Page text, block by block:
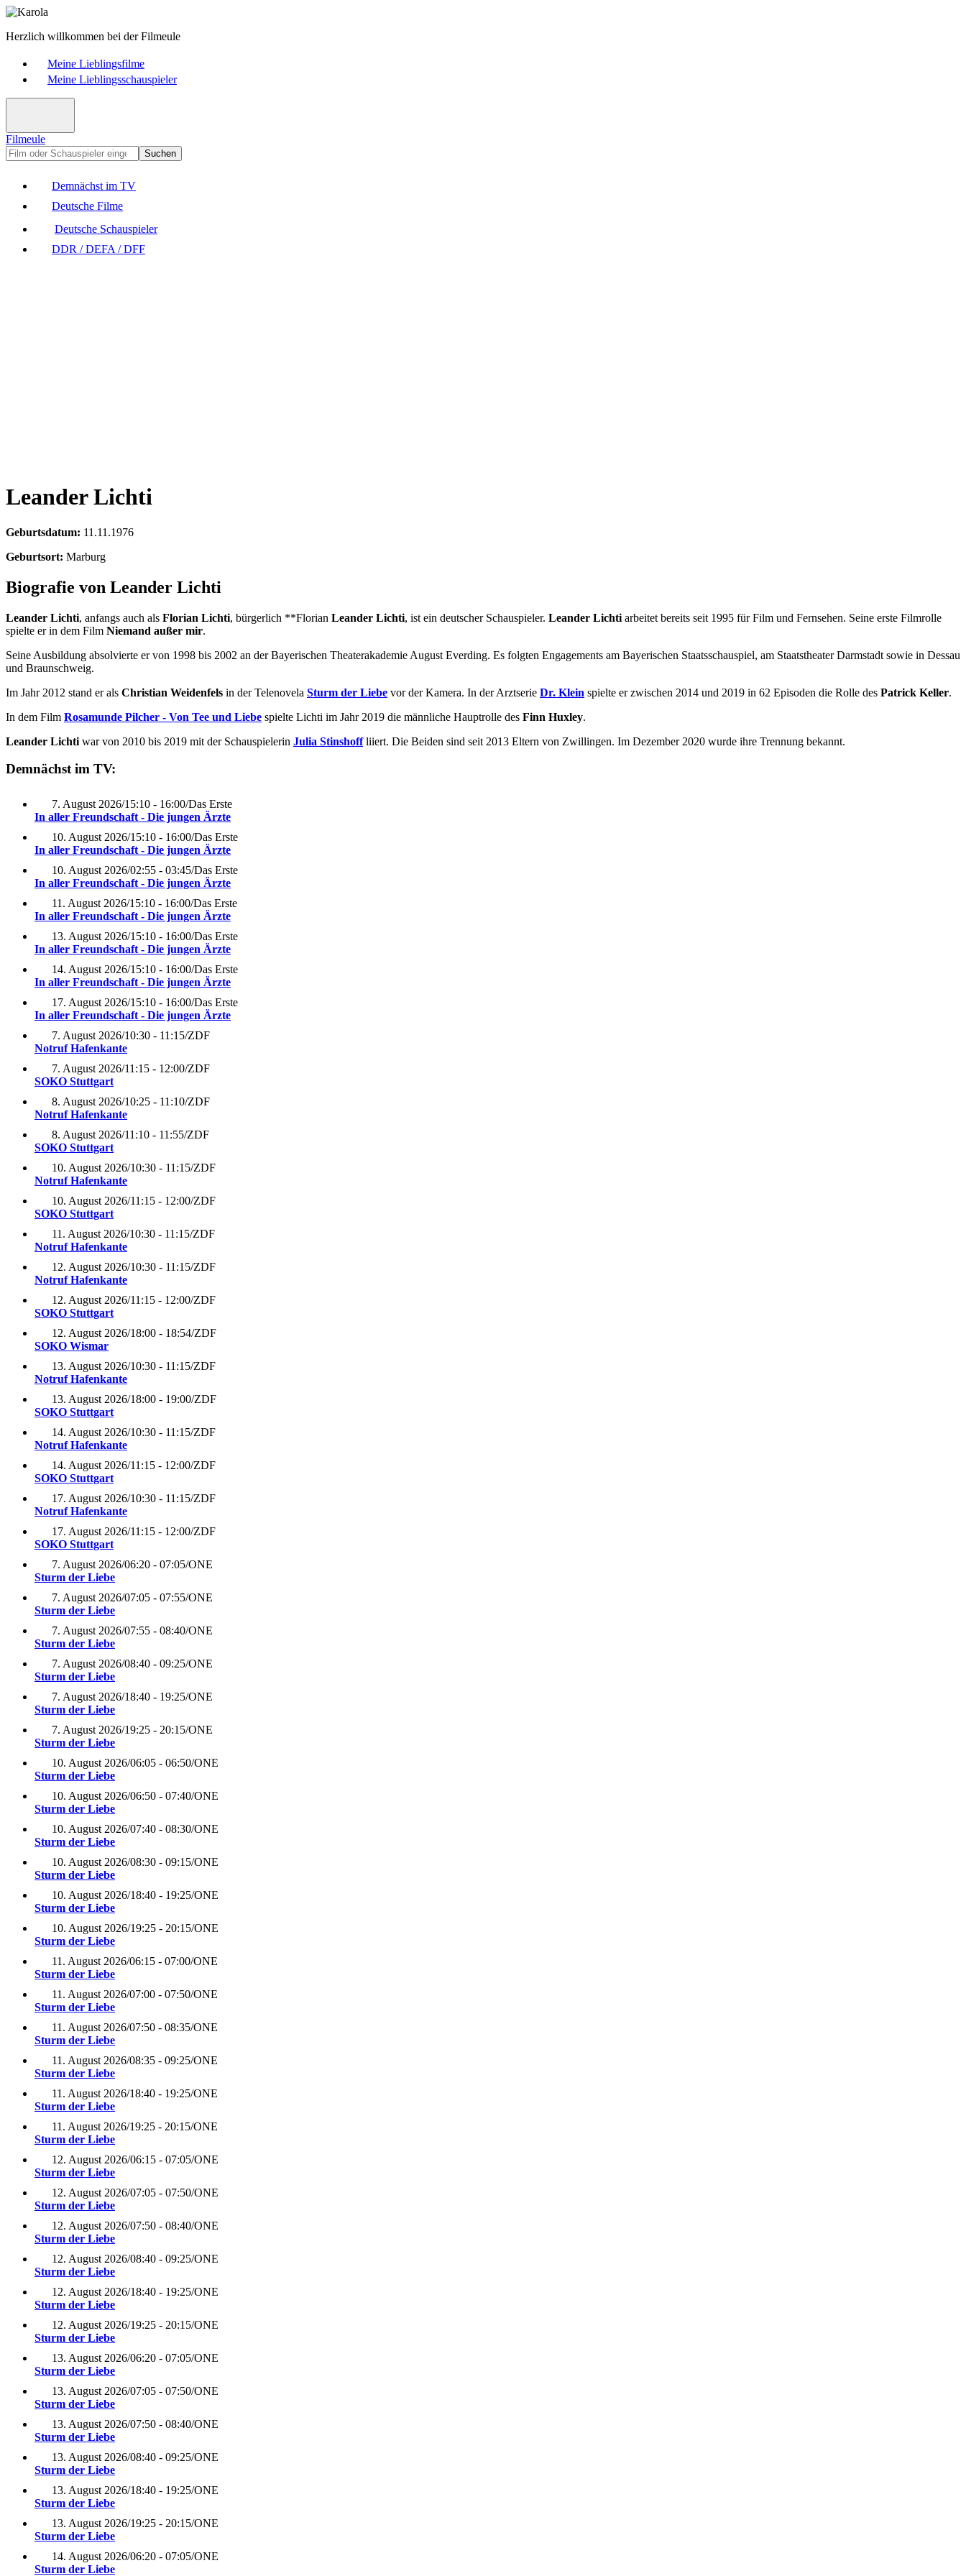
Herzlich willkommen bei der Filmeule
Meine Lieblingsfilme
Meine Lieblingsschauspieler
Filmeule
Suchen
Demnächst im TV
Deutsche Filme
Deutsche Schauspieler
DDR / DEFA / DFF
Leander Lichti
Geburtsdatum: 11.11.1976
Geburtsort: Marburg
Biografie von Leander Lichti
Leander Lichti, anfangs auch als Florian Lichti, bürgerlich **Florian Leander Lichti, ist ein deutscher Schauspieler. Leander Lichti arbeitet bereits seit 1995 für Film und Fernsehen. Seine erste Filmrolle
spielte er in dem Film Niemand außer mir.
Seine Ausbildung absolvierte er von 1998 bis 2002 an der Bayerischen Theaterakademie August Everding. Es folgten Engagements am Bayerischen Staatsschauspiel, am Staatstheater Darmstadt sowie in Dessau
und Braunschweig.
Im Jahr 2012 stand er als Christian Weidenfels in der Telenovela Sturm der Liebe vor der Kamera. In der Arztserie Dr. Klein spielte er zwischen 2014 und 2019 in 62 Episoden die Rolle des Patrick Keller.
In dem Film Rosamunde Pilcher - Von Tee und Liebe spielte Lichti im Jahr 2019 die männliche Hauptrolle des Finn Huxley.
Leander Lichti war von 2010 bis 2019 mit der Schauspielerin Julia Stinshoffliiert. Die Beiden sind seit 2013 Eltern von Zwillingen. Im Dezember 2020 wurde ihre Trennung bekannt.
Demnächst im TV:
7. August 2026/15:10 - 16:00/Das Erste
In aller Freundschaft - Die jungen Ärzte
10. August 2026/15:10 - 16:00/Das Erste
In aller Freundschaft - Die jungen Ärzte
10. August 2026/02:55 - 03:45/Das Erste
In aller Freundschaft - Die jungen Ärzte
11. August 2026/15:10 - 16:00/Das Erste
In aller Freundschaft - Die jungen Ärzte
13. August 2026/15:10 - 16:00/Das Erste
In aller Freundschaft - Die jungen Ärzte
14. August 2026/15:10 - 16:00/Das Erste
In aller Freundschaft - Die jungen Ärzte
17. August 2026/15:10 - 16:00/Das Erste
In aller Freundschaft - Die jungen Ärzte
7. August 2026/10:30 - 11:15/ZDF
Notruf Hafenkante
7. August 2026/11:15 - 12:00/ZDF
SOKO Stuttgart
8. August 2026/10:25 - 11:10/ZDF
Notruf Hafenkante
8. August 2026/11:10 - 11:55/ZDF
SOKO Stuttgart
10. August 2026/10:30 - 11:15/ZDF
Notruf Hafenkante
10. August 2026/11:15 - 12:00/ZDF
SOKO Stuttgart
11. August 2026/10:30 - 11:15/ZDF
Notruf Hafenkante
12. August 2026/10:30 - 11:15/ZDF
Notruf Hafenkante
12. August 2026/11:15 - 12:00/ZDF
SOKO Stuttgart
12. August 2026/18:00 - 18:54/ZDF
SOKO Wismar
13. August 2026/10:30 - 11:15/ZDF
Notruf Hafenkante
13. August 2026/18:00 - 19:00/ZDF
SOKO Stuttgart
14. August 2026/10:30 - 11:15/ZDF
Notruf Hafenkante
14. August 2026/11:15 - 12:00/ZDF
SOKO Stuttgart
17. August 2026/10:30 - 11:15/ZDF
Notruf Hafenkante
17. August 2026/11:15 - 12:00/ZDF
SOKO Stuttgart
7. August 2026/06:20 - 07:05/ONE
Sturm der Liebe
7. August 2026/07:05 - 07:55/ONE
Sturm der Liebe
7. August 2026/07:55 - 08:40/ONE
Sturm der Liebe
7. August 2026/08:40 - 09:25/ONE
Sturm der Liebe
7. August 2026/18:40 - 19:25/ONE
Sturm der Liebe
7. August 2026/19:25 - 20:15/ONE
Sturm der Liebe
10. August 2026/06:05 - 06:50/ONE
Sturm der Liebe
10. August 2026/06:50 - 07:40/ONE
Sturm der Liebe
10. August 2026/07:40 - 08:30/ONE
Sturm der Liebe
10. August 2026/08:30 - 09:15/ONE
Sturm der Liebe
10. August 2026/18:40 - 19:25/ONE
Sturm der Liebe
10. August 2026/19:25 - 20:15/ONE
Sturm der Liebe
11. August 2026/06:15 - 07:00/ONE
Sturm der Liebe
11. August 2026/07:00 - 07:50/ONE
Sturm der Liebe
11. August 2026/07:50 - 08:35/ONE
Sturm der Liebe
11. August 2026/08:35 - 09:25/ONE
Sturm der Liebe
11. August 2026/18:40 - 19:25/ONE
Sturm der Liebe
11. August 2026/19:25 - 20:15/ONE
Sturm der Liebe
12. August 2026/06:15 - 07:05/ONE
Sturm der Liebe
12. August 2026/07:05 - 07:50/ONE
Sturm der Liebe
12. August 2026/07:50 - 08:40/ONE
Sturm der Liebe
12. August 2026/08:40 - 09:25/ONE
Sturm der Liebe
12. August 2026/18:40 - 19:25/ONE
Sturm der Liebe
12. August 2026/19:25 - 20:15/ONE
Sturm der Liebe
13. August 2026/06:20 - 07:05/ONE
Sturm der Liebe
13. August 2026/07:05 - 07:50/ONE
Sturm der Liebe
13. August 2026/07:50 - 08:40/ONE
Sturm der Liebe
13. August 2026/08:40 - 09:25/ONE
Sturm der Liebe
13. August 2026/18:40 - 19:25/ONE
Sturm der Liebe
13. August 2026/19:25 - 20:15/ONE
Sturm der Liebe
14. August 2026/06:20 - 07:05/ONE
Sturm der Liebe